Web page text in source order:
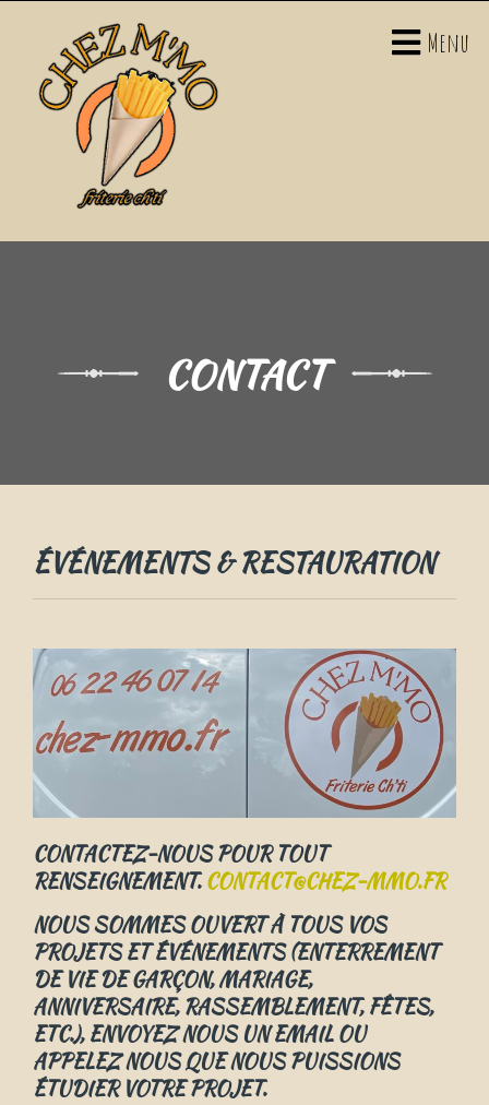
Menu
CONTACT
ÉVÉNEMENTS & RESTAURATION
CONTACTEZ-NOUS POUR TOUT
RENSEIGNEMENT.CONTACT@CHEZ-MMO.FR
NOUS SOMMES OUVERT À TOUS VOS
PROJETS ET ÉVÉNEMENTS (ENTERREMENT
DE VIE DE GARÇON, MARIAGE,
ANNIVERSAIRE, RASSEMBLEMENT, FÊTES,
ETC.), ENVOYEZ NOUS UN EMAIL OU
APPELEZ NOUS QUE NOUS PUISSIONS
ÉTUDIER VOTRE PROJET.